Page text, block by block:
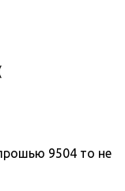
9504 то не